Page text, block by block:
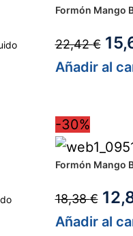
Formón Mango
22,42€
Añadir al
-30%
Formón Mango
18,38€
Añadir al